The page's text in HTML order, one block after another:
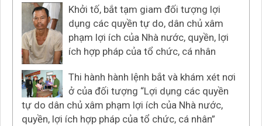
Khởi tố, bắt tạm giam đối tượng lợi
dụng các quyền tự do, dân chủ xâm
phạm lợi ích của Nhà nước, quyền, lợi
ích hợp pháp của tổ chức, cá nhân
Thi hành hành lệnh bắt và khám xét nơi
ở của đối tượng “Lợi dụng các quyền
tự do dân chủ xâm phạm lợi ích của Nhà nước,
quyền, lợi ích hợp pháp của tổ chức, cá nhân”